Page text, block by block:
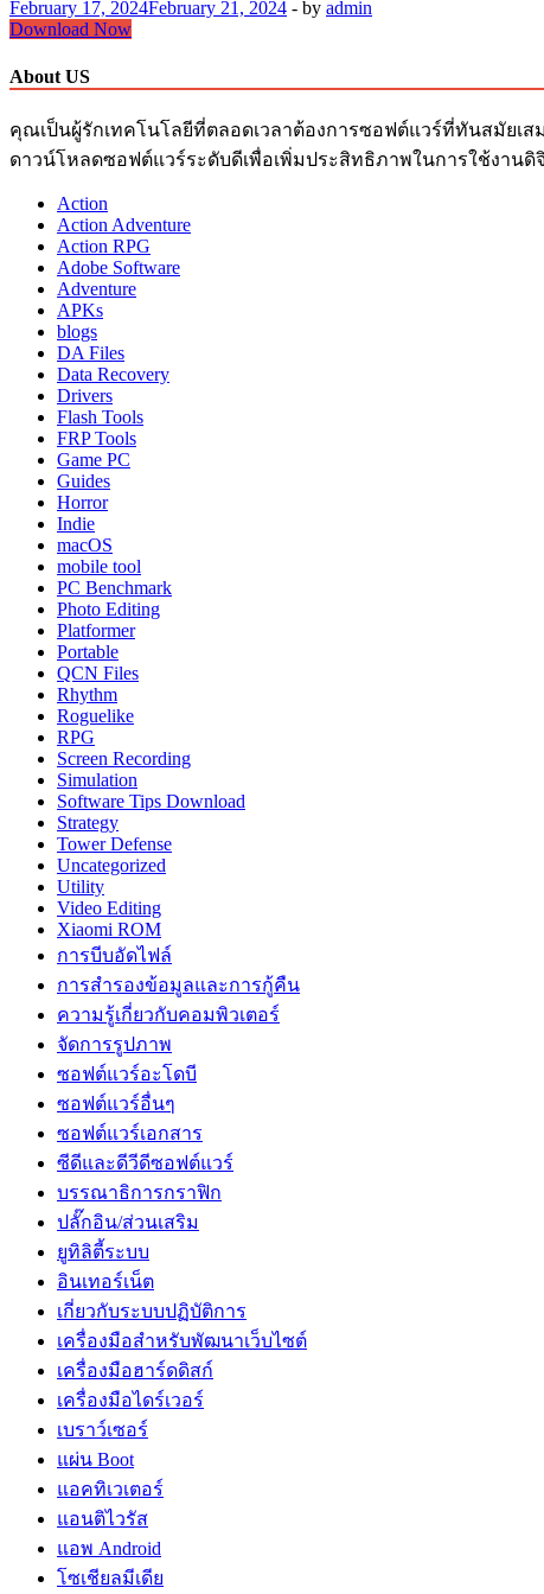
February 17, 2024February 21, 2024 - by admin
Sound
Pro
Crack
17.0.2.109
Free
Download
Keygen
Download Now
About US
คุณเป็นผู้รักเทคโนโลยีที่ตลอดเวลาต้องการซอฟต์แวร์ที่ทันสมัยเส
ดาวน์โหลดซอฟต์แวร์ระดับดีเพื่อเพิ่มประสิทธิภาพในการใช้งาน
Action
Action Adventure
Action RPG
Adobe Software
Adventure
APKs
blogs
DA Files
Data Recovery
Drivers
Flash Tools
FRP Tools
Game PC
Guides
Horror
Indie
macOS
mobile tool
PC Benchmark
Photo Editing
Platformer
Portable
QCN Files
Rhythm
Roguelike
RPG
Screen Recording
Simulation
Software Tips Download
Strategy
Tower Defense
Uncategorized
Utility
Video Editing
Xiaomi ROM
การบีบอัดไฟล์
การสำรองข้อมูลและการกู้คืน
ความรู้เกี่ยวกับคอมพิวเตอร์
จัดการรูปภาพ
ซอฟต์แวร์อะโดบี
ซอฟต์แวร์อื่นๆ
ซอฟต์แวร์เอกสาร
ซีดีและดีวีดีซอฟต์แวร์
บรรณาธิการกราฟิก
ปลั๊กอิน/ส่วนเสริม
ยูทิลิตี้ระบบ
อินเทอร์เน็ต
เกี่ยวกับระบบปฏิบัติการ
เครื่องมือสำหรับพัฒนาเว็บไซต์
เครื่องมือฮาร์ดดิสก์
เครื่องมือไดร์เวอร์
เบราว์เซอร์
แผ่น Boot
แอคทิเวเตอร์
แอนติไวรัส
แอพ Android
โซเชียลมีเดีย